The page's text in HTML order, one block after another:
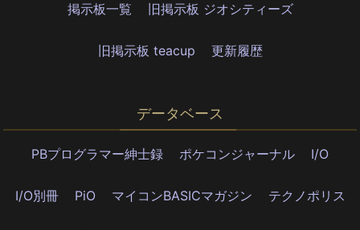
掲示板一覧 旧掲示板 ジオシティーズ
旧掲示板 teacup 更新履歴
データベース
PBプログラマー紳士録 ポケコンジャーナル I/O
I/O別冊 PiO マイコンBASICマガジン テクノポリス